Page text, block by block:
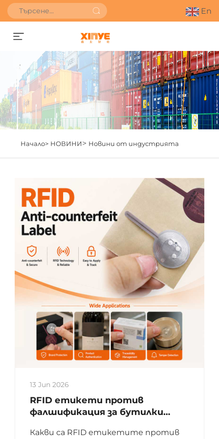
En
Получете оферта
Начало> НОВИНИ> Новини от индустрията
13 Jun 2026
RFID етикети против
фалшификация за бутилки
за аутентификация и
Какви са RFID етикетите против